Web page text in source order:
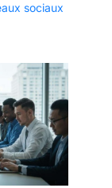
sociaux